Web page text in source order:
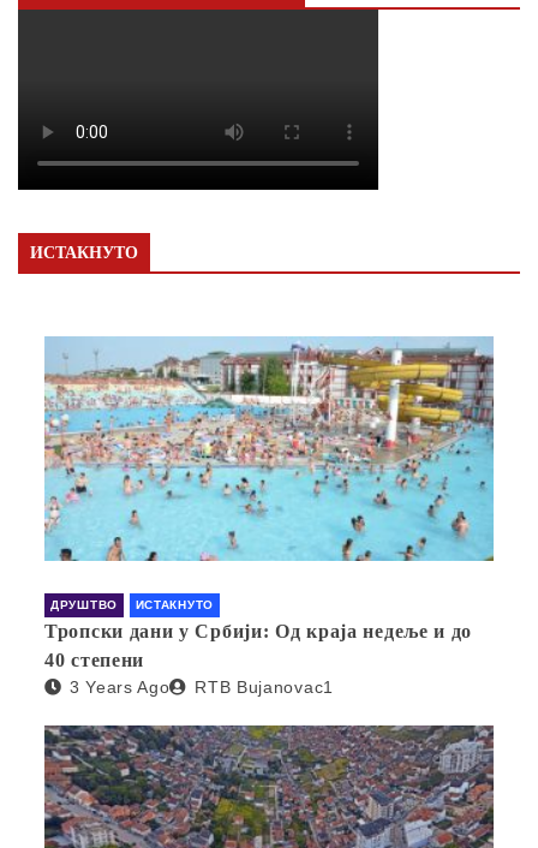
ИСТАКНУТО
ДРУШТВО ИСТАКНУТО
Тропски дани у Србији: Од краја недеље и до
40 степени
3 Years Ago RTB Bujanovac1